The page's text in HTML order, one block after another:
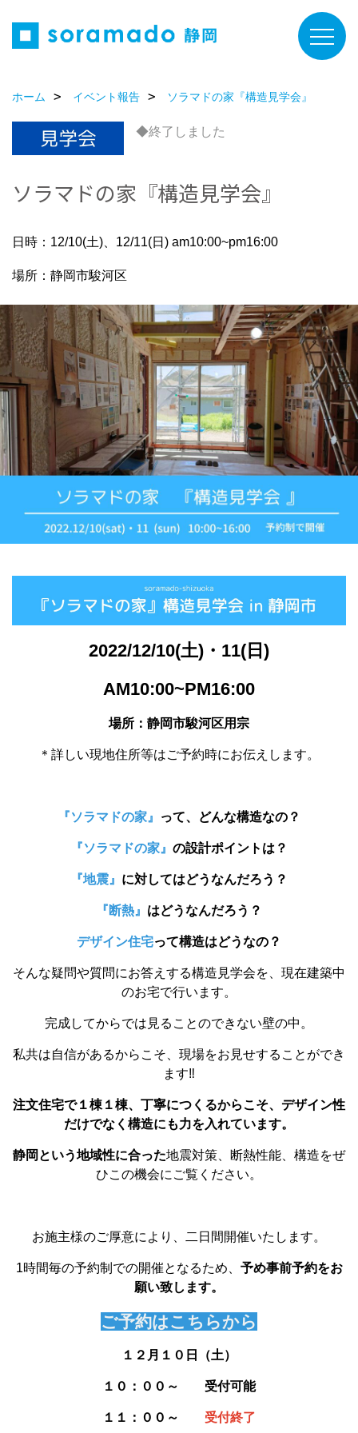
ホーム イベント報告 ソラマドの家『構造見学会』
◆終了しました
ソラマドの家『構造見学会』
日時：12/10(土)、12/11(日) am10:00~pm16:00
場所：静岡市駿河区
2022/12/10(土)・11(日)
AM10:00~PM16:00
場所：静岡市駿河区用宗
＊詳しい現地住所等はご予約時にお伝えします。
『ソラマドの家』 って、どんな構造なの？
『ソラマドの家』 の設計ポイントは？
『地震』 に対してはどうなんだろう？
『断熱』 はどうなんだろう？
デザイン住宅って構造はどうなの？
そんな疑問や質問にお答えする構造見学会を、現在建築中
のお宅で行います。
完成してからでは見ることのできない壁の中。
私共は自信があるからこそ、現場をお見せすることができ
ます‼
注文住宅で１棟１棟、丁寧につくるからこそ、デザイン性
だけでなく構造にも力を入れています。
静岡という地域性に合った地震対策、断熱性能、構造をぜ
ひこの機会にご覧ください。
お施主様のご厚意により、二日間開催いたします。
1時間毎の予約制での開催となるため、 予め事前予約をお
願い致します。
ご予約はこちらから
１２月１０日（土）
１０：００～ 受付可能
１１：００～ 受付終了